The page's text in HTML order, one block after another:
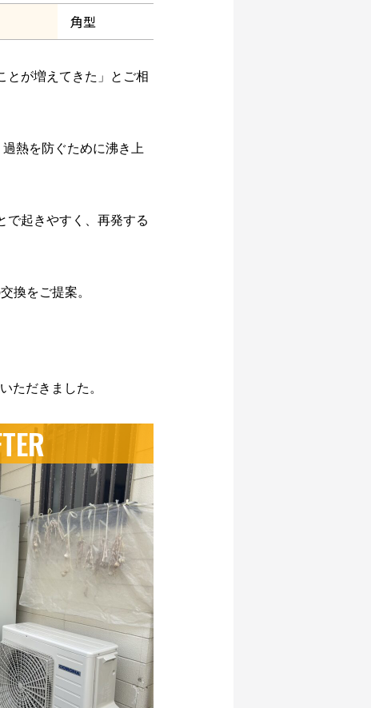
角型
とが増えてきた」とご相
熱を防ぐために沸き上
で起きやすく、再発する
換をご提案。
ただきました。